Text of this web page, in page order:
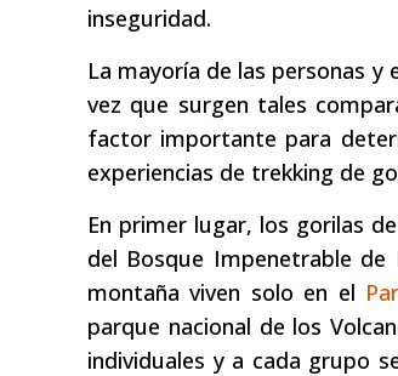
inseguridad.
La mayoría de las personas
vez que surgen tales
factor importante para
experiencias de trekking de
En primer lugar, los gorilas
del Bosque Impenetrable de
montaña viven solo en el
parque nacional de los
individuales y a cada grupo